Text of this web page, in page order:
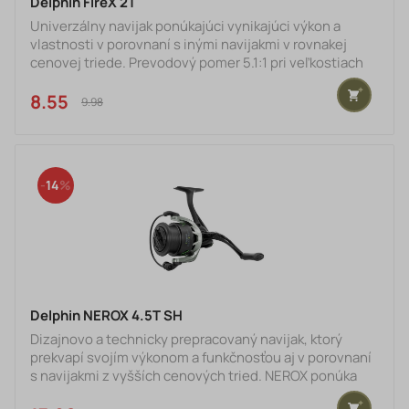
Univerzálny navijak ponúkajúci vynikajúci výkon a
vlastnosti v porovnaní s inými navijakmi v rovnakej
cenovej triede. Prevodový pomer 5.1:1 pri veľkostiach
zabezpečuje optimálny návin na jedno otočenie, čo
oceníte pri sťahovaní montáží alebo vedení nástrahy
kovová cievka s efektnými oranžovými výrezmi a líniou
na
8.55 €9.98 €
14
Delphin NEROX 4.5T SH
Dizajnovo a technicky prepracovaný navijak, ktorý
prekvapí svojím výkonom a funkčnosťou aj v porovnaní
s navijakmi z vyšších cenových tried. NEROX ponúka
výnimočne plynulý chod a navíjanie s ním je skutočným